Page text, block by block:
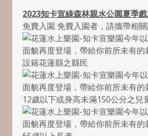
2023知卡宣綠森林親水公園夏季
免費入園 免費入園者，請攜帶相
設籍花蓮縣之縣民
12歲以下或身高未滿150公分之兒